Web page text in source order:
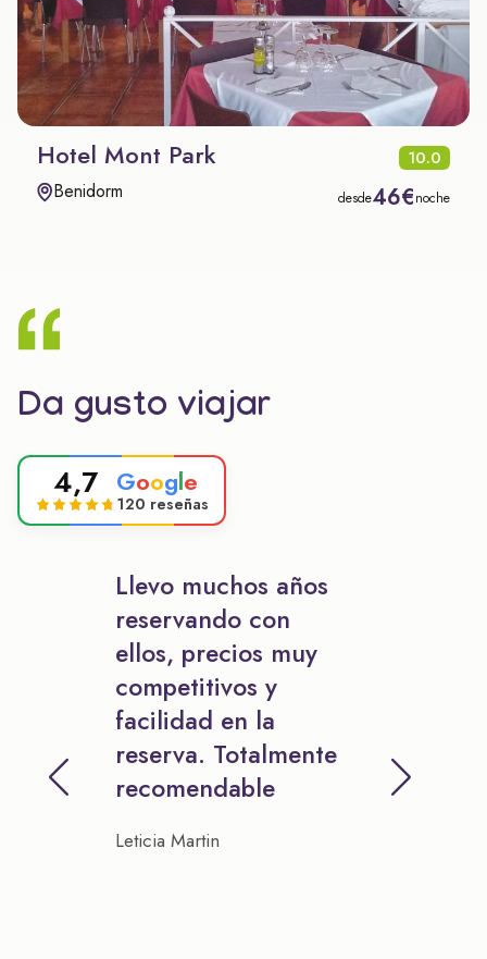
Hotel Mont Park 10.0
Benidorm desde46€noche
Da gusto viajar
4,7 Google
120 reseñas
Llevo muchos años
reservando con
ellos, precios muy
competitivos y
facilidad en la
reserva. Totalmente
recomendable
Leticia Martin